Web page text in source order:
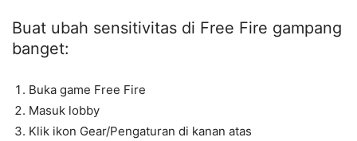
Buat ubah sensitivitas di Free Fire gampang
banget:
Buka game Free Fire
Masuk lobby
Klik ikon Gear/Pengaturan di kanan atas